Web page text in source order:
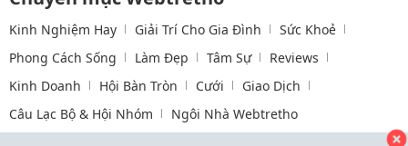
Kinh Nghiệm Hay Giải Trí Cho Gia Đình
Sức Khoẻ
Phong Cách Sống
Làm Đẹp Tâm Sự
Reviews
Kinh Doanh
Hội Bàn Tròn Cưới
Giao Dịch
Câu Lạc Bộ & Hội Nhóm
Ngôi Nhà Webtretho